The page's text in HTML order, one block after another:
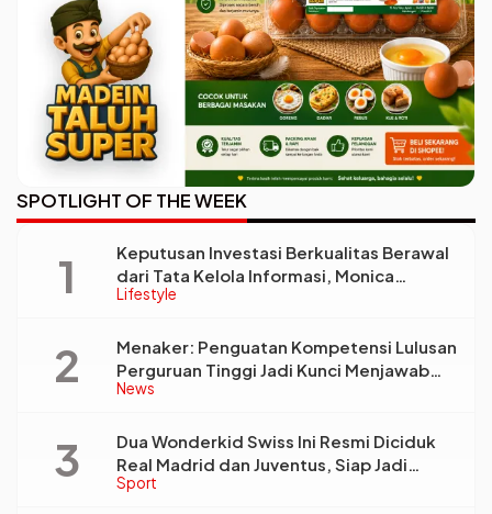
SPOTLIGHT OF THE WEEK
Lifestyle
Keputusan Investasi Berkualitas Berawal
dari Tata Kelola Informasi, Monica
Triyadi: Bukan Sekadar Analisis
News
Menaker: Penguatan Kompetensi Lulusan
Perguruan Tinggi Jadi Kunci Menjawab
Kebutuhan Dunia Kerja
Sport
Dua Wonderkid Swiss Ini Resmi Diciduk
Real Madrid dan Juventus, Siap Jadi
Bintang Baru Eropa